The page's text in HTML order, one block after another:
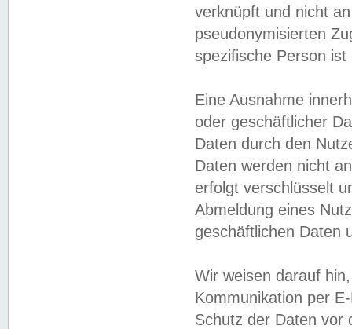
verknüpft und nicht
pseudonymisierten
spezifische Person
Eine Ausnahme
oder geschäftlicher
Daten durch den
Daten werden nicht
erfolgt verschlüsselt
Abmeldung eines
geschäftlichen Daten
Wir weisen darauf
Kommunikation per
Schutz der Daten vor